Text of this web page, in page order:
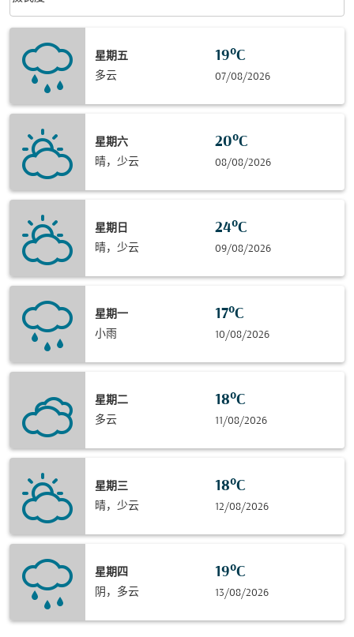
星期五
多云
19°C
07/08/2026
星期六
晴，少云
20°C
08/08/2026
星期日
晴，少云
24°C
09/08/2026
星期一
小雨
17°C
10/08/2026
星期二
多云
18°C
11/08/2026
星期三
晴，少云
18°C
12/08/2026
星期四
阴，多云
19°C
13/08/2026